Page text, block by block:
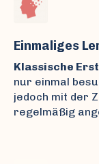
Einmaliges
Klassische
nur einmal
jedoch mit der
regelmäßig